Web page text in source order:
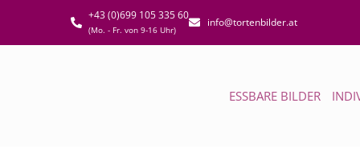
+43 (0)699 105 335 60
(Mo. - Fr. von 9-16 Uhr)
info@tortenbilder.at
ESSBARE BILDER